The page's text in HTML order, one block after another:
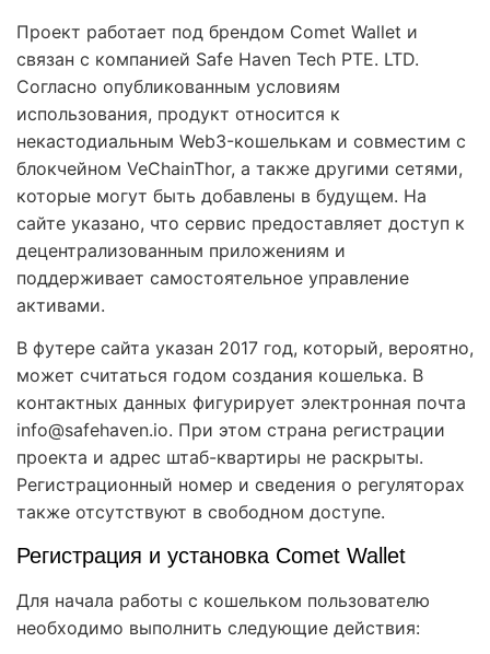
Проект работает под брендом Comet Wallet и
связан с компанией Safe Haven Tech PTE. LTD.
Согласно опубликованным условиям
использования, продукт относится к
некастодиальным Web3-кошелькам и совместим с
блокчейном VeChainThor, а также другими сетями,
которые могут быть добавлены в будущем. На
сайте указано, что сервис предоставляет доступ к
децентрализованным приложениям и
поддерживает самостоятельное управление
активами.
В футере сайта указан 2017 год, который, вероятно,
может считаться годом создания кошелька. В
контактных данных фигурирует электронная почта
info@safehaven.io. При этом страна регистрации
проекта и адрес штаб-квартиры не раскрыты.
Регистрационный номер и сведения о регуляторах
также отсутствуют в свободном доступе.
Регистрация и установка Comet Wallet
Для начала работы с кошельком пользователю
необходимо выполнить следующие действия: